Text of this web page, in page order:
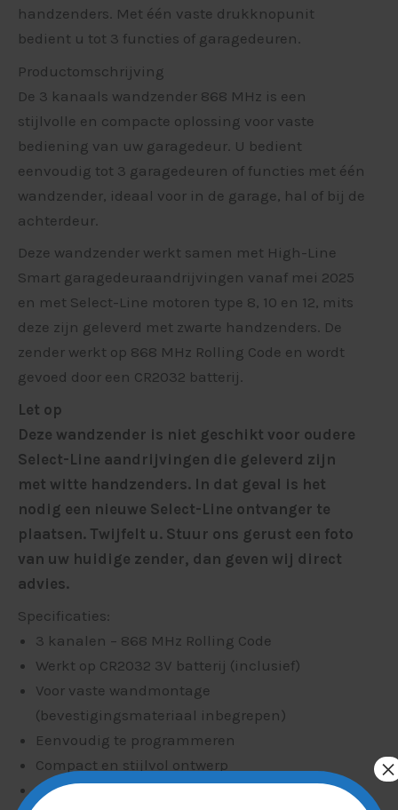
handzenders. Met één vaste drukknopunit
bedient u tot 3 functies of garagedeuren.
Productomschrijving
De 3 kanaals wandzender 868 MHz is een
stijlvolle en compacte oplossing voor vaste
bediening van uw garagedeur. U bedient
eenvoudig tot 3 garagedeuren of functies met één
wandzender, ideaal voor in de garage, hal of bij de
achterdeur.
Deze wandzender werkt samen met High-Line
Smart garagedeuraandrijvingen vanaf mei 2025
en met Select-Line motoren type 8, 10 en 12, mits
deze zijn geleverd met zwarte handzenders. De
zender werkt op 868 MHz Rolling Code en wordt
gevoed door een CR2032 batterij.
Let op
Deze wandzender is niet geschikt voor oudere
Select-Line aandrijvingen die geleverd zijn
met witte handzenders. In dat geval is het
nodig een nieuwe Select-Line ontvanger te
plaatsen. Twijfelt u. Stuur ons gerust een foto
van uw huidige zender, dan geven wij direct
advies.
Specificaties:
3 kanalen – 868 MHz Rolling Code
Werkt op CR2032 3V batterij (inclusief)
Voor vaste wandmontage
(bevestigingsmateriaal inbegrepen)
Eenvoudig te programmeren
Compact en stijlvol ontwerp
Kleur: zwart met matte afwerking
×